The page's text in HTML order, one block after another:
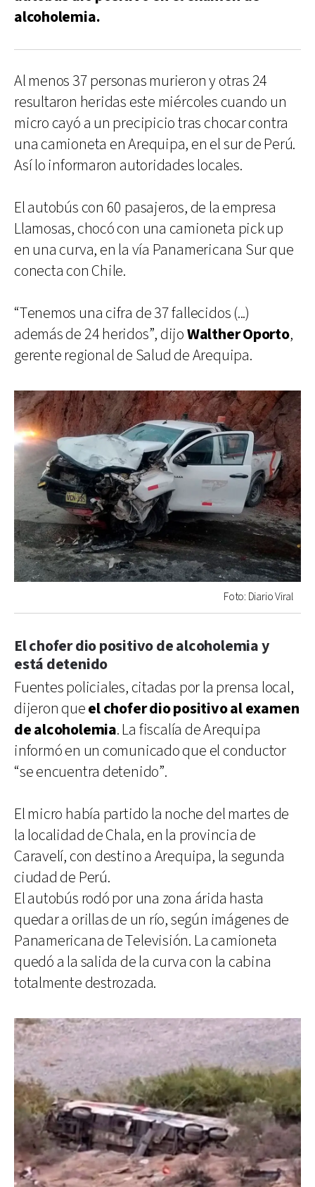
alcoholemia.
Al menos 37 personas murieron y otras 24
resultaron heridas este miércoles cuando un
micro cayó a un precipicio tras chocar contra
una camioneta en Arequipa, en el sur de Perú.
Así lo informaron autoridades locales.
El autobús con 60 pasajeros, de la empresa
Llamosas, chocó con una camioneta pick up
en una curva, en la vía Panamericana Sur que
conecta con Chile.
“Tenemos una cifra de 37 fallecidos (...)
además de 24 heridos”, dijoWalther Oporto,
gerente regional de Salud de Arequipa.
Foto: Diario Viral
El chofer dio positivo de alcoholemia y
está detenido
Fuentes policiales, citadas por la prensa local,
dijeron queel chofer dio positivo al examen
de alcoholemia. La fiscalía de Arequipa
informó en un comunicado que el conductor
“se encuentra detenido”.
El micro había partido la noche del martes de
la localidad de Chala, en la provincia de
Caravelí, con destino a Arequipa, la segunda
ciudad de Perú.
El autobús rodó por una zona árida hasta
quedar a orillas de un río, según imágenes de
Panamericana de Televisión. La camioneta
quedó a la salida de la curva con la cabina
totalmente destrozada.